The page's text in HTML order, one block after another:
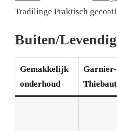
Tradilinge Praktisch gecoat
Buiten/
Gemakkelijk
onderhoud
Garnier-
Thiebaut